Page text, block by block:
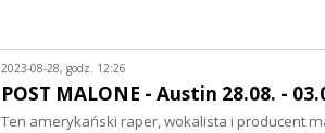
2023-08-28, godz. 12:26
POST MALONE - Austin 28.08. -
Ten amerykański raper, wokalista i producent